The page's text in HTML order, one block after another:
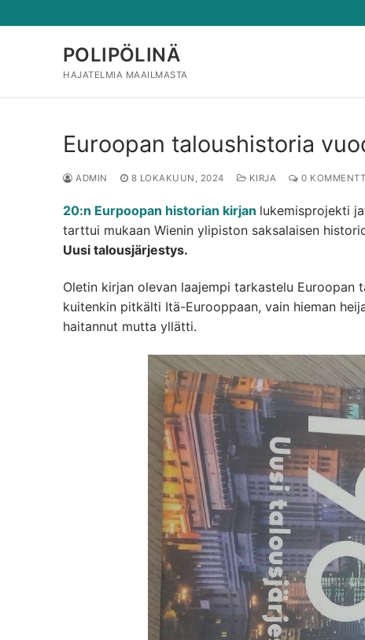
sisältöön
POLIPÖLINÄ
HAJATELMIA MAAILMASTA
Euroopan taloushistoria
ADMIN 8 LOKAKUUN, 2024 KIRJA 0
20:n Eurpoopan historian kirjan lukemisprojekti
tarttui mukaan Wienin ylipiston saksalaisen
Uusi talousjärjestys.
Oletin kirjan olevan laajempi tarkastelu
kuitenkin pitkälti Itä-Eurooppaan, vain hieman
haitannut mutta yllätti.